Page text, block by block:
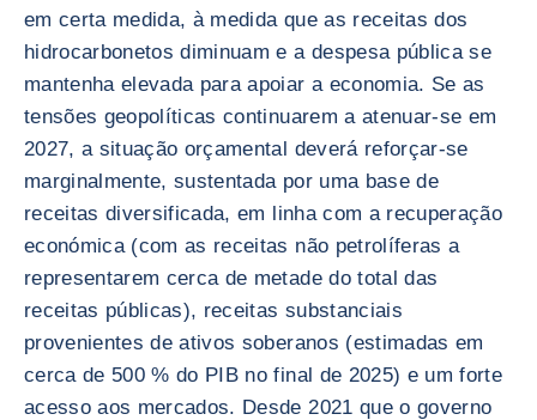
em certa medida, à medida que as receitas dos
hidrocarbonetos diminuam e a despesa pública se
mantenha elevada para apoiar a economia. Se as
tensões geopolíticas continuarem a atenuar-se em
2027, a situação orçamental deverá reforçar-se
marginalmente, sustentada por uma base de
receitas diversificada, em linha com a recuperação
económica (com as receitas não petrolíferas a
representarem cerca de metade do total das
receitas públicas), receitas substanciais
provenientes de ativos soberanos (estimadas em
cerca de 500 % do PIB no final de 2025) e um forte
acesso aos mercados. Desde 2021 que o governo